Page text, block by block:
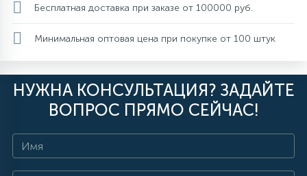
Бесплатная доставка при заказе от 100000 руб.
Минимальная оптовая цена при покупке от 100 штук
НУЖНА КОНСУЛЬТАЦИЯ? ЗАДАЙТЕ
ВОПРОС ПРЯМО СЕЙЧАС!